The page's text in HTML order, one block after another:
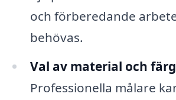
och förberedande
behövas.
Val av material och
Professionella målare